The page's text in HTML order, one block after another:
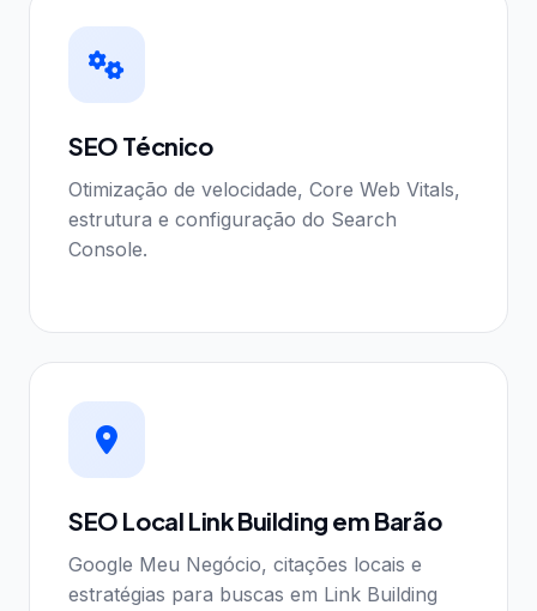
SEO Técnico
Otimização de velocidade, Core Web Vitals,
estrutura e configuração do Search
Console.
SEO Local Link Building em Barão
Google Meu Negócio, citações locais e
estratégias para buscas em Link Building